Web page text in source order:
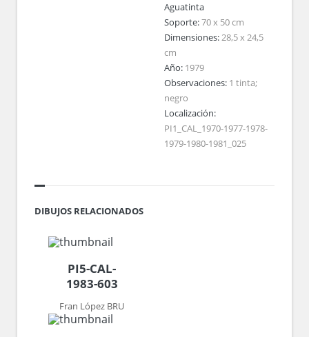
Aguatinta
Soporte:70 x 50 cm
Dimensiones:28,5 x 24,5
cm
Año: 1979
Observaciones: 1 tinta;
negro
Localización:
PI1_CAL_1970-1977-1978-
1979-1980-1981_025
DIBUJOS RELACIONADOS
PI5-CAL-
1983-603
Fran López BRU